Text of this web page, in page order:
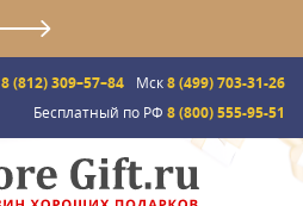
8 (812) 309–57–84 Мск8 (499) 703-31-26
Бесплатный по РФ 8 (800) 555-95-51